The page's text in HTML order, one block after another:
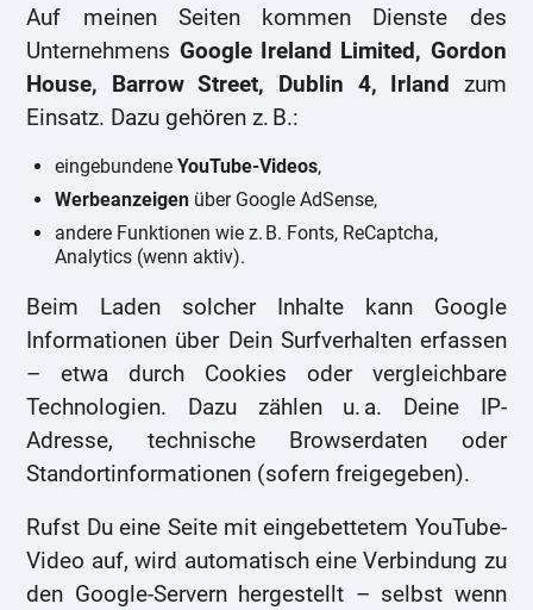
Auf meinen Seiten kommen Dienste des
Unternehmens Google Ireland Limited, Gordon
House, Barrow Street, Dublin 4, Irland zum
Einsatz. Dazu gehören z. B.:
eingebundeneYouTube-Videos,
Werbeanzeigen über Google AdSense,
andere Funktionen wie z. B. Fonts, ReCaptcha,
Analytics (wenn aktiv).
Beim Laden solcher Inhalte kann Google
Informationen über Dein Surfverhalten erfassen
– etwa durch Cookies oder vergleichbare
Technologien. Dazu zählen u. a. Deine IP-
Adresse, technische Browserdaten oder
Standortinformationen (sofern freigegeben).
Rufst Du eine Seite mit eingebettetem YouTube-
Video auf, wird automatisch eine Verbindung zu
den Google-Servern hergestellt – selbst wenn